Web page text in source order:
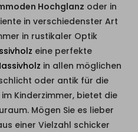
Hochglanz oder in
in verschiedenster Art
in rustikaler Optik
eine perfekte
in allen möglichen
oder antik für die
Kinderzimmer, bietet die
Mögen Sie es lieber
einer Vielzahl schicker